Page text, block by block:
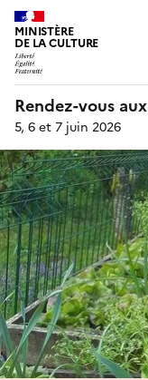
MINISTÈRE
DE LA CULTURE
Rendez-vous
5, 6 et 7 juin 2026